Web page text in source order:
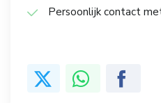
Persoonlijk contact